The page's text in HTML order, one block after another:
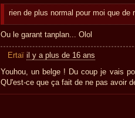
rien de plus normal pour moi que de
Ou le garant tanplan... Olol
Ertaï il y a plus de 16 ans
Youhou, un belge ! Du coup je vais
QU'est-ce que ça fait de ne pas avoir